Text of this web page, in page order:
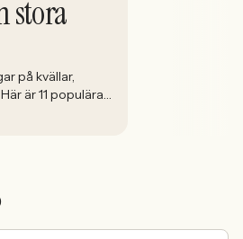
stora
på kvällar,
är 11 populära
servering till